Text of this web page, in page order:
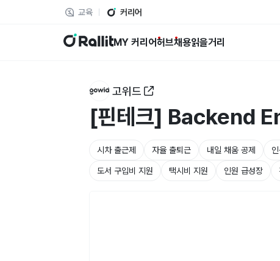
교육 커리어
랠릿 MY 커리어허브채용읽을거리
고위드
[핀테크] Backend
시차 출근제 자율 출퇴근 내일 채움 공제
도서 구입비 지원 택시비 지원 인원 급성장